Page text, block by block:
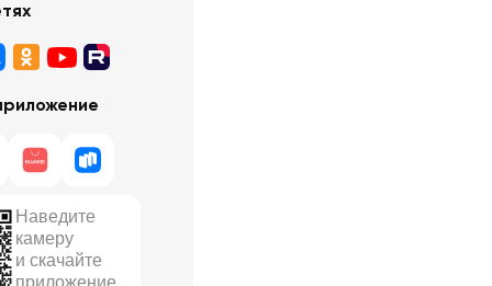
Наведите
камеру
и скачайте
приложение